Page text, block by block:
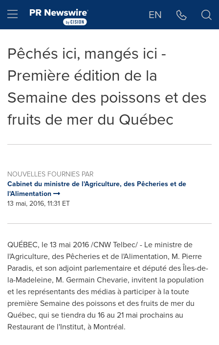
Hamburger menu EN
Pêchés ici, mangés ici -
Première édition de la
Semaine des poissons et des
fruits de mer du Québec
NOUVELLES FOURNIES PAR
Cabinet du ministre de l'Agriculture, des Pêcheries et de
l'Alimentation
13 mai, 2016, 11:31 ET
QUÉBEC, le 13 mai 2016 /CNW Telbec/ - Le ministre de
l'Agriculture, des Pêcheries et de l'Alimentation, M. Pierre
Paradis, et son adjoint parlementaire et député des Îles-de-
la-Madeleine, M. Germain Chevarie, invitent la population
et les représentants des médias à participer à la toute
première Semaine des poissons et des fruits de mer du
Québec, qui se tiendra du 16 au 21 mai prochains au
Restaurant de l'Institut, à Montréal.